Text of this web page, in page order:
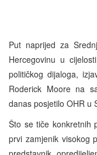
Put naprijed za
Hercegovinu u
političkog dijaloga,
Roderick Moore na
danas posjetilo OHR u
Što se tiče konkretnih
prvi zamjenik visokog